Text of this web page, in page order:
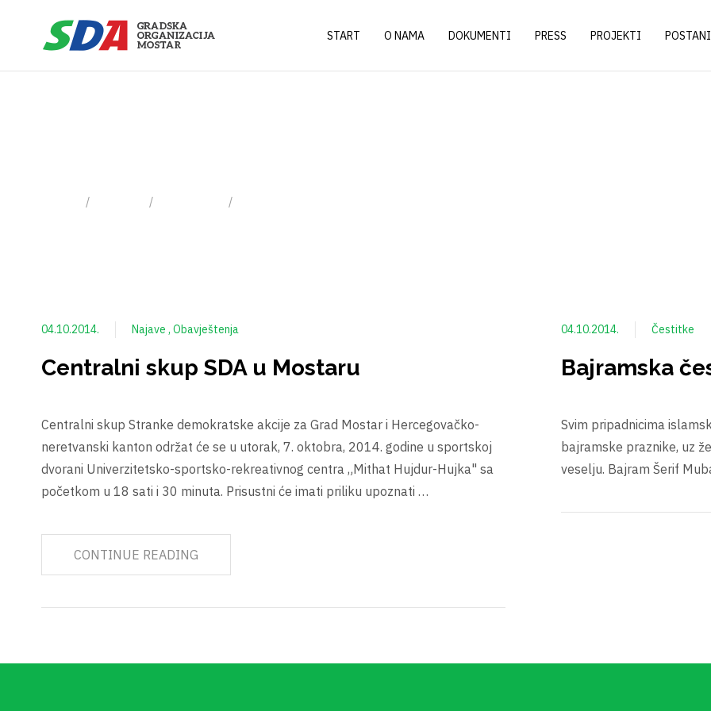
START O NAMA DOKUMENTI PRESS PROJEKTI
04.10.2014. Najave Obavještenja
Centralni skup SDA u Mostaru
Centralni skup Stranke demokratske akcije za Grad Mostar i Hercegovačko-
neretvanski kanton održat će se u utorak, 7. oktobra, 2014. godine u sportskoj
dvorani Univerzitetsko-sportsko-rekreativnog centra „Mithat Hujdur-Hujka" sa
početkom u 18 sati i 30 minuta. Prisustni će imati priliku upoznati …
CONTINUE READING
04.10.2014. Čestitke
Bajramska
Svim pripadnicima
bajramske praznike, uz
veselju. Bajram Šerif